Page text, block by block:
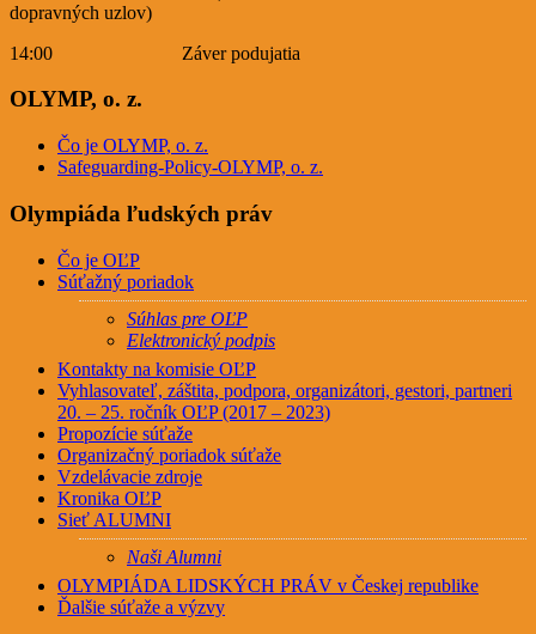
dopravných uzlov)
14:00 Záver podujatia
OLYMP, o. z.
Čo je OLYMP, o. z.
Safeguarding-Policy-OLYMP, o. z.
Olympiáda ľudských práv
Čo je OĽP
Súťažný poriadok
Súhlas pre OĽP
Elektronický podpis
Kontakty na komisie OĽP
Vyhlasovateľ, záštita, podpora, organizátori, gestori, partneri
20. – 25. ročník OĽP (2017 – 2023)
Propozície súťaže
Organizačný poriadok súťaže
Vzdelávacie zdroje
Kronika OĽP
Sieť ALUMNI
Naši Alumni
OLYMPIÁDA LIDSKÝCH PRÁV v Českej republike
Ďalšie súťaže a výzvy